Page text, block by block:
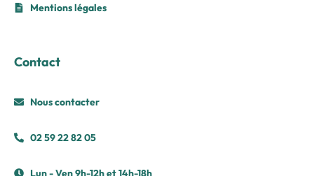
Mentions légales
Contact
Nous contacter
02 59 22 82 05
Lun - Ven 9h-12h et 14h-18h